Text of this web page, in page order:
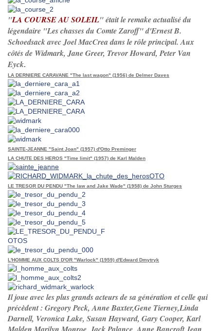
"LA COURSE AU SOLEIL" était le remake actualisé du
légendaire "Les chasses du Comte Zaroff" d'Ernest B.
Schoedsack avec Joel MacCrea dans le rôle principal. Aux
côtés de Widmark, Jane Greer, Trevor Howard, Peter Van
Eyck.
LA DERNIERE CARAVANE "The last wagon" (1956) de Delmer Daves
SAINTE-JEANNE "Saint Joan" (1957) d'Otto Preminger
LA CHUTE DES HEROS "Time limit" (1957) de Karl Malden
LE TRESOR DU PENDU "The law and Jake Wade" (1958) de John Sturges
L'HOMME AUX COLTS D'OR "Warlock" (1959) d'Edward Dmytryk
Il joue avec les plus grands acteurs de sa génération et celle qui
précèdent : Gregory Peck, Anne Baxter,Gene Tierney,Linda
Darnell, Veronica Lake, Susan Hayward, Gary Cooper, Karl